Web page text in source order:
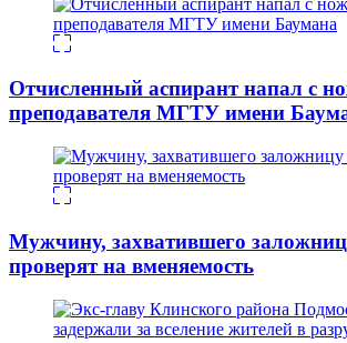
Отчисленный аспирант напал с
преподавателя МГТУ имени
Мужчину, захватившего
проверят на вменяемость